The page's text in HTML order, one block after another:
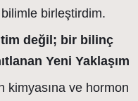
birleştirdim.
değil; bir bilinç
Yeni Yaklaşım
kimyasına ve hormon